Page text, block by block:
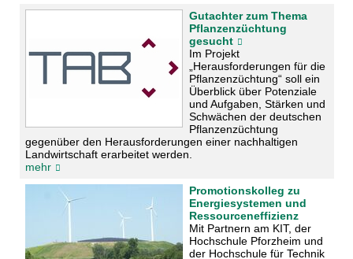
Gutachter zum Thema
Pflanzenzüchtung
gesucht
Im Projekt
„Herausforderungen für die
Pflanzenzüchtung“ soll ein
Überblick über Potenziale
und Aufgaben, Stärken und
Schwächen der deutschen
Pflanzenzüchtung
gegenüber den Herausforderungen einer nachhaltigen
Landwirtschaft erarbeitet werden.
mehr
Promotionskolleg zu
Energiesystemen und
Ressourceneffizienz
Mit Partnern am KIT, der
Hochschule Pforzheim und
der Hochschule für Technik